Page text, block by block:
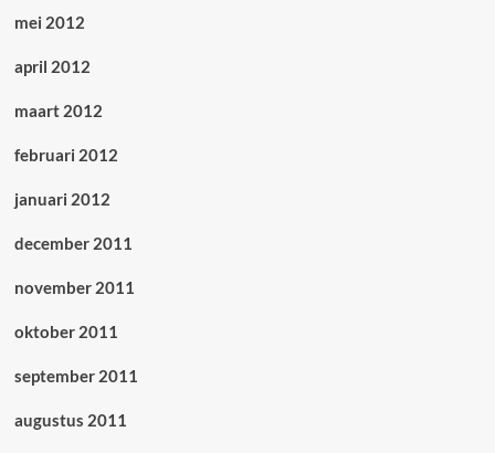
mei 2012
april 2012
maart 2012
februari 2012
januari 2012
december 2011
november 2011
oktober 2011
september 2011
augustus 2011